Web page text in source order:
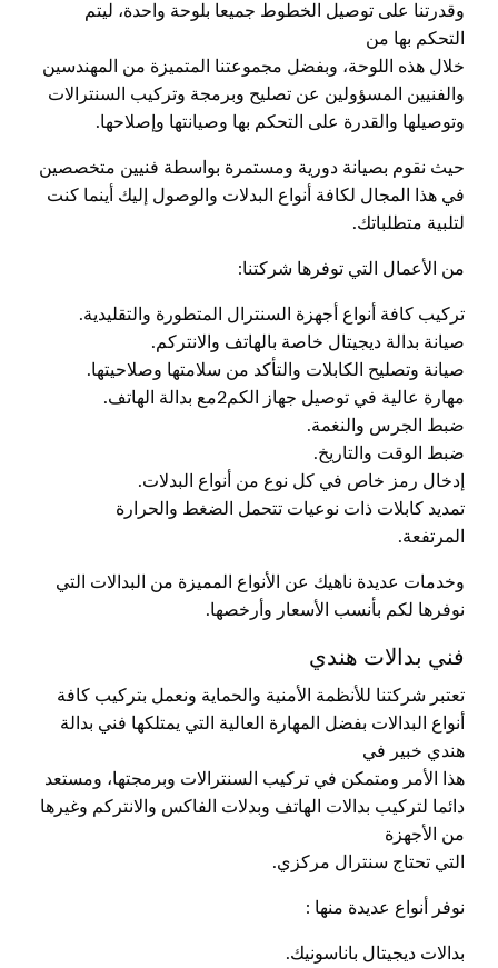
وقدرتنا على توصيل الخطوط جميعا بلوحة واحدة، ليتم
التحكم بها من
خلال هذه اللوحة، وبفضل مجموعتنا المتميزة من المهندسين
والفنيين المسؤولين عن تصليح وبرمجة وتركيب السنترالات
وتوصيلها والقدرة على التحكم بها وصيانتها وإصلاحها.
حيث نقوم بصيانة دورية ومستمرة بواسطة فنيين متخصصين
في هذا المجال لكافة أنواع البدلات والوصول إليك أينما كنت
لتلبية متطلباتك.
من الأعمال التي توفرها شركتنا:
تركيب كافة أنواع أجهزة السنترال المتطورة والتقليدية.
صيانة بدالة ديجيتال خاصة بالهاتف والانتركم.
صيانة وتصليح الكابلات والتأكد من سلامتها وصلاحيتها.
مهارة عالية في توصيل جهاز الكم2مع بدالة الهاتف.
ضبط الجرس والنغمة.
ضبط الوقت والتاريخ.
إدخال رمز خاص في كل نوع من أنواع البدلات.
تمديد كابلات ذات نوعيات تتحمل الضغط والحرارة
المرتفعة.
وخدمات عديدة ناهيك عن الأنواع المميزة من البدالات التي
نوفرها لكم بأنسب الأسعار وأرخصها.
فني بدالات هندي
تعتبر شركتنا للأنظمة الأمنية والحماية ونعمل بتركيب كافة
أنواع البدالات بفضل المهارة العالية التي يمتلكها فني بدالة
هندي خبير في
هذا الأمر ومتمكن في تركيب السنترالات وبرمجتها، ومستعد
دائما لتركيب بدالات الهاتف وبدلات الفاكس والانتركم وغيرها
من الأجهزة
التي تحتاج سنترال مركزي.
نوفر أنواع عديدة منها :
بدالات ديجيتال باناسونيك.